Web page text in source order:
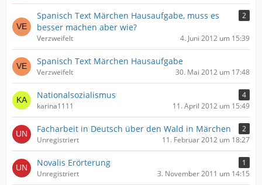
Spanisch Text Märchen Hausaufgabe, muss es
besser machen aber wie?
2
Verzweifelt 4. Juni 2012 um 15:39
Spanisch Text Märchen Hausaufgabe
Verzweifelt 30. Mai 2012 um 17:48
Nationalsozialismus
4
karina1111
11. April 2012 um 15:49
Facharbeit in Deutsch über den Wald in Märchen
2
Unregistriert
11. Februar 2012 um 18:27
Novalis Erörterung
1
Unregistriert
3. November 2011 um 14:15